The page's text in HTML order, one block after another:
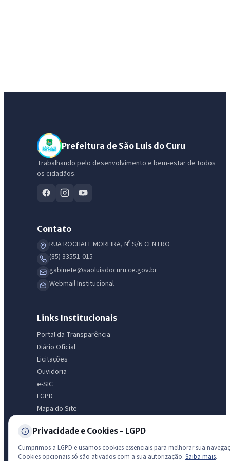
Prefeitura de São Luis do Curu
Trabalhando pelo desenvolvimento e bem-estar de todos
os cidadãos.
Contato
RUA ROCHAEL MOREIRA, Nº S/N CENTRO
(85) 33551-015
gabinete@saoluisdocuru.ce.gov.br
Webmail Institucional
Links Institucionais
Portal da Transparência
Diário Oficial
Licitações
Ouvidoria
e-SIC
LGPD
Mapa do Site
Transparência
Privacidade e Cookies - LGPD
Cumprimos a LGPD e usamos cookies essenciais para melhorar sua
Cookies opcionais só são ativados com a sua autorização. Saiba mais.
Olá. Pergunte sobre serviços, notícias, legislação, Diário Oficial,
licitações, estrutura ou transparência do município.
Licitações abertas Carta de serviços